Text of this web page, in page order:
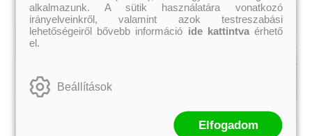
alkalmazunk. A sütik használatára vonatkozó
irányelveinkről, valamint azok testreszabási
lehetőségeiről bővebb információ ide kattintvaérhető
el.
Beállítások
Elfogadom